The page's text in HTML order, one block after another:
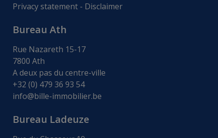
Privacy statement - Disclaimer
Bureau Ath
Rue Nazareth 15-17
7800 Ath
A deux pas du centre-ville
+32 (0) 479 36 93 54
info@bille-immobilier.be
Bureau Ladeuze